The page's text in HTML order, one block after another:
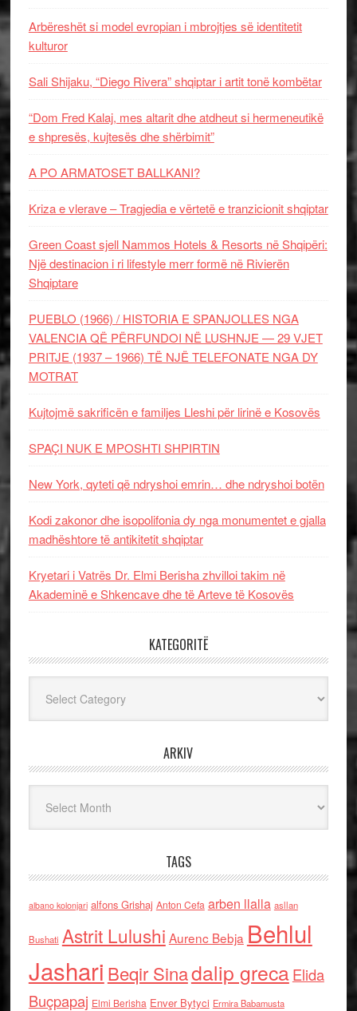
Arbëreshët si model evropian i mbrojtjes së identitetit
kulturor
Sali Shijaku, “Diego Rivera” shqiptar i artit tonë kombëtar
“Dom Fred Kalaj, mes altarit dhe atdheut si hermeneutikë
e shpresës, kujtesës dhe shërbimit”
A PO ARMATOSET BALLKANI?
Kriza e vlerave – Tragjedia e vërtetë e tranzicionit shqiptar
Green Coast sjell Nammos Hotels & Resorts në Shqipëri:
Një destinacion i ri lifestyle merr formë në Rivierën
Shqiptare
PUEBLO (1966) / HISTORIA E SPANJOLLES NGA
VALENCIA QË PËRFUNDOI NË LUSHNJE — 29 VJET
PRITJE (1937 – 1966) TË NJË TELEFONATE NGA DY
MOTRAT
Kujtojmë sakrificën e familjes Lleshi për lirinë e Kosovës
SPAÇI NUK E MPOSHTI SHPIRTIN
New York, qyteti që ndryshoi emrin… dhe ndryshoi botën
Kodi zakonor dhe isopolifonia dy nga monumentet e gjalla
madhështore të antikitetit shqiptar
Kryetari i Vatrës Dr. Elmi Berisha zhvilloi takim në
Akademinë e Shkencave dhe të Arteve të Kosovës
KATEGORITË
ARKIV
TAGS
albano kolonjari alfons Grishaj Anton Cefa arben llalla asllan
Bushati Astrit Lulushi Aurenc Bebja Behlul
Jashari Beqir Sinadalip grecaElida
Buçpapaj Elmi Berisha Enver Bytyci Ermira Babamusta